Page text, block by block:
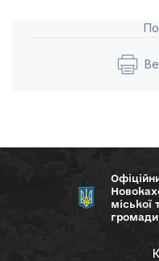
міської
громади